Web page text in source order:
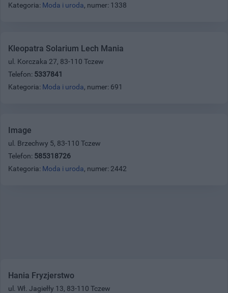
Kategoria: Moda i uroda, numer: 1338
Kleopatra Solarium Lech Mania
ul. Korczaka 27, 83-110 Tczew
Telefon: 5337841
Kategoria: Moda i uroda, numer: 691
Image
ul. Brzechwy 5, 83-110 Tczew
Telefon: 585318726
Kategoria: Moda i uroda, numer: 2442
Hania Fryzjerstwo
ul. Wł. Jagiełły 13, 83-110 Tczew